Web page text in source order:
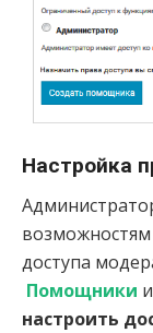
Настройка
доступа
Помощники
настроить